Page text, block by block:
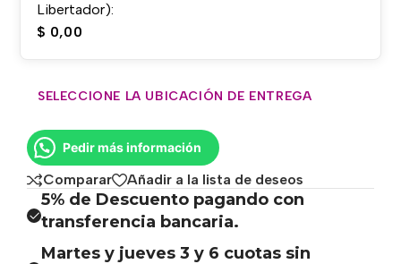
Libertador):
$ 0,00
SELECCIONE LA UBICACIÓN DE ENTREGA
Pedir más información
Comparar Añadir a la lista de deseos
5% de Descuento pagando con
transferencia bancaria.
Martes y jueves 3 y 6 cuotas sin